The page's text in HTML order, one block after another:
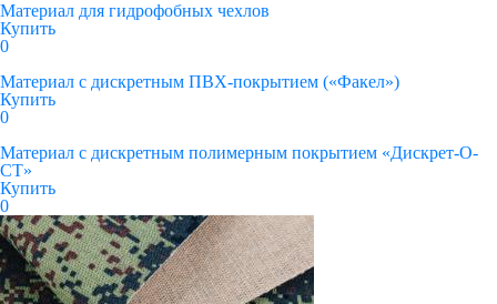
Материал для гидрофобных чехлов
Купить
0
Материал с дискретным ПВХ-покрытием («Факел»)
Купить
0
Материал с дискретным полимерным покрытием «Дискрет-О-
СТ»
Купить
0